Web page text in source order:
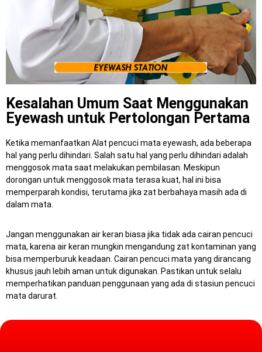
Kesalahan Umum Saat Menggunakan
Eyewash untuk Pertolongan Pertama
Ketika memanfaatkan Alat pencuci mata eyewash, ada beberapa
hal yang perlu dihindari. Salah satu hal yang perlu dihindari adalah
menggosok mata saat melakukan pembilasan. Meskipun
dorongan untuk menggosok mata terasa kuat, hal ini bisa
memperparah kondisi, terutama jika zat berbahaya masih ada di
dalam mata.
Jangan menggunakan air keran biasa jika tidak ada cairan pencuci
mata, karena air keran mungkin mengandung zat kontaminan yang
bisa memperburuk keadaan. Cairan pencuci mata yang dirancang
khusus jauh lebih aman untuk digunakan. Pastikan untuk selalu
memperhatikan panduan penggunaan yang ada di stasiun pencuci
mata darurat.